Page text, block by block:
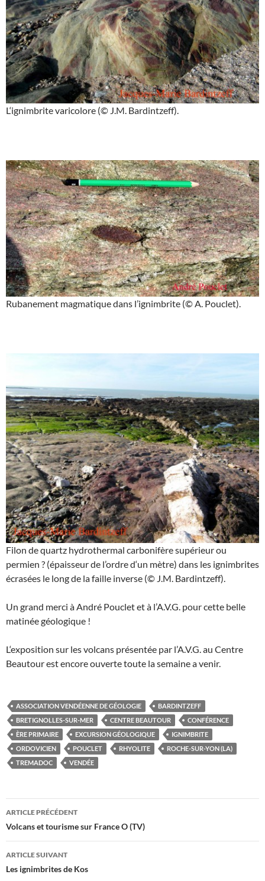
L‘ignimbrite varicolore (© J.M. Bardintzeff).
Rubanement magmatique dans l’ignimbrite (© A. Pouclet).
Filon de quartz hydrothermal carbonifère supérieur ou
permien ? (épaisseur de l’ordre d‘un mètre) dans les ignimbrites
écrasées le long de la faille inverse (© J.M. Bardintzeff).
Un grand merci à André Pouclet et à l’A.V.G. pour cette belle
matinée géologique !
L‘exposition sur les volcans présentée par l’A.V.G. au Centre
Beautour est encore ouverte toute la semaine a venir.
ASSOCIATION VENDÉENNE DE GÉOLOGIE
BARDINTZEFF
BRETIGNOLLES-SUR-MER
CENTRE BEAUTOUR
CONFÉRENCE
ÈRE PRIMAIRE
EXCURSION GÉOLOGIQUE
IGNIMBRITE
ORDOVICIEN
POUCLET RHYOLITE
ROCHE-SUR-YON (LA)
TREMADOC
VENDÉE
Navigation
des
articles
ARTICLE PRÉCÉDENT
Volcans et tourisme sur France O (TV)
ARTICLE SUIVANT
Les ignimbrites de Kos